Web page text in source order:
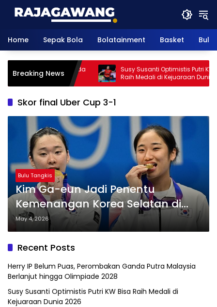
Home
Sepak Bola Bolatainment Basket Bulu
Breaking News
Perombakan Ganda
hingga
Susy Susanti Optimistis Putri KW
Raih Medali di Kejuaraan Dunia
Skor final Uber Cup 3-1
Bulu Tangkis
Kim Ga-eun Jadi Penentu
Kemenangan Korea Selatan di
Final Uber Cup 2026
May 4, 2026
Recent Posts
Herry IP Belum Puas, Perombakan Ganda Putra Malaysia
Berlanjut hingga Olimpiade 2028
Susy Susanti Optimistis Putri KW Bisa Raih Medali di
Kejuaraan Dunia 2026